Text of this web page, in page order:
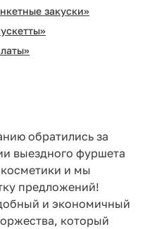
закуски»
обратились за
выездного фуршета
и мы
предложений!
и экономичный
который